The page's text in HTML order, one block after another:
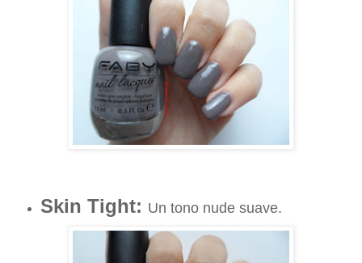
Skin Tight: Un tono nude suave.